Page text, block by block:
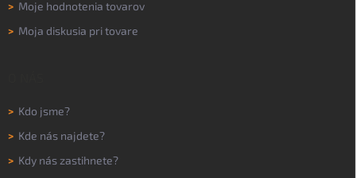
> Moje hodnotenia tovarov
> Moja diskusia pri tovare
> Kdo jsme?
> Kde nás najdete?
> Kdy nás zastihnete?